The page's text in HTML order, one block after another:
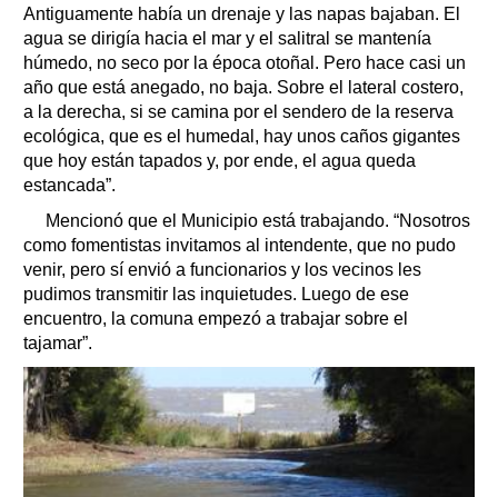
Antiguamente había un drenaje y las napas bajaban. El
agua se dirigía hacia el mar y el salitral se mantenía
húmedo, no seco por la época otoñal. Pero hace casi un
año que está anegado, no baja. Sobre el lateral costero,
a la derecha, si se camina por el sendero de la reserva
ecológica, que es el humedal, hay unos caños gigantes
que hoy están tapados y, por ende, el agua queda
estancada”.
Mencionó que el Municipio está trabajando. “Nosotros
como fomentistas invitamos al intendente, que no pudo
venir, pero sí envió a funcionarios y los vecinos les
pudimos transmitir las inquietudes. Luego de ese
encuentro, la comuna empezó a trabajar sobre el
tajamar”.